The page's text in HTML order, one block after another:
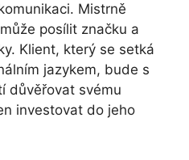
Mistrně
posílit značku a
Klient, který se setká
jazykem, bude s
důvěřovat svému
investovat do jeho